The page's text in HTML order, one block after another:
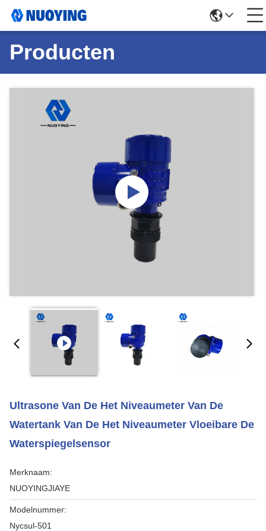
Producten
Ultrasone Van De Het Niveaumeter Van De
Watertank Van De Het Niveaumeter Vloeibare De
Waterspiegelsensor
Merknaam:
NUOYINGJIAYE
Modelnummer:
Nycsul-501